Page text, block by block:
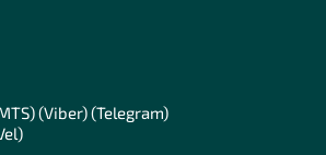
(Viber) (Telegram)